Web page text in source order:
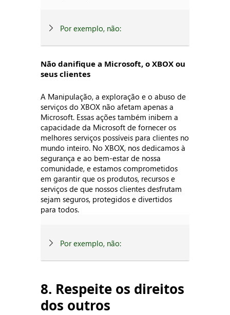
Por exemplo, não:
Não danifique a Microsoft, o XBOX ou
seus clientes
A Manipulação, a exploração e o abuso de
serviços do XBOX não afetam apenas a
Microsoft. Essas ações também inibem a
capacidade da Microsoft de fornecer os
melhores serviços possíveis para clientes no
mundo inteiro. No XBOX, nos dedicamos à
segurança e ao bem-estar de nossa
comunidade, e estamos comprometidos
em garantir que os produtos, recursos e
serviços de que nossos clientes desfrutam
sejam seguros, protegidos e divertidos
para todos.
Por exemplo, não:
8. Respeite os direitos
dos outros